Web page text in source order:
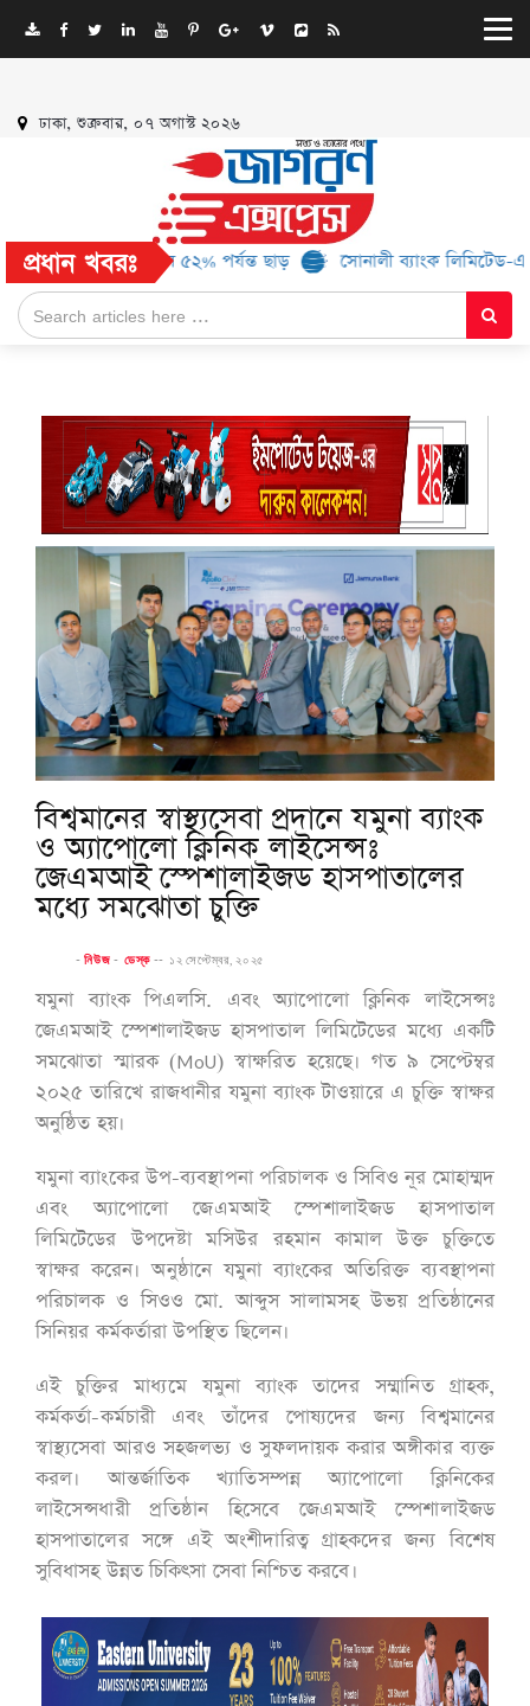
ঢাকা, শুক্রবার, ০৭ অগাস্ট ২০২৬
প্রধান খবরঃ
ব্র্যান্ড, মিলবে ৫২% পর্যন্ত ছাড় সোনালী ব্যাংক লিমিটেড-এর
বিশ্বমানের স্বাস্থ্যসেবা প্রদানে যমুনা ব্যাংক
ও অ্যাপোলো ক্লিনিক লাইসেন্সঃ
জেএমআই স্পেশালাইজড হাসপাতালের
মধ্যে সমঝোতা চুক্তি
-নিউজ - ডেস্ক -- ১২ সেপ্টেম্বর, ২০২৫
যমুনা ব্যাংক পিএলসি. এবং অ্যাপোলো ক্লিনিক লাইসেন্সঃ
জেএমআই স্পেশালাইজড হাসপাতাল লিমিটেডের মধ্যে একটি
সমঝোতা স্মারক (MoU) স্বাক্ষরিত হয়েছে। গত ৯ সেপ্টেম্বর
২০২৫ তারিখে রাজধানীর যমুনা ব্যাংক টাওয়ারে এ চুক্তি স্বাক্ষর
অনুষ্ঠিত হয়।
যমুনা ব্যাংকের উপ-ব্যবস্থাপনা পরিচালক ও সিবিও নূর মোহাম্মদ
এবং অ্যাপোলো জেএমআই স্পেশালাইজড হাসপাতাল
লিমিটেডের উপদেষ্টা মসিউর রহমান কামাল উক্ত চুক্তিতে
স্বাক্ষর করেন। অনুষ্ঠানে যমুনা ব্যাংকের অতিরিক্ত ব্যবস্থাপনা
পরিচালক ও সিওও মো. আব্দুস সালামসহ উভয় প্রতিষ্ঠানের
সিনিয়র কর্মকর্তারা উপস্থিত ছিলেন।
এই চুক্তির মাধ্যমে যমুনা ব্যাংক তাদের সম্মানিত গ্রাহক,
কর্মকর্তা-কর্মচারী এবং তাঁদের পোষ্যদের জন্য বিশ্বমানের
স্বাস্থ্যসেবা আরও সহজলভ্য ও সুফলদায়ক করার অঙ্গীকার ব্যক্ত
করল। আন্তর্জাতিক খ্যাতিসম্পন্ন অ্যাপোলো ক্লিনিকের
লাইসেন্সধারী প্রতিষ্ঠান হিসেবে জেএমআই স্পেশালাইজড
হাসপাতালের সঙ্গে এই অংশীদারিত্ব গ্রাহকদের জন্য বিশেষ
সুবিধাসহ উন্নত চিকিৎসা সেবা নিশ্চিত করবে।